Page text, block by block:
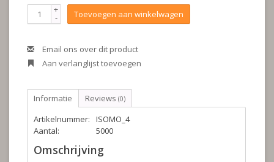
+
- Toevoegen aan winkelwagen
Email ons over dit product
Aan verlanglijst toevoegen
Informatie Reviews (0)
Artikelnummer:
ISOMO_4
Aantal:
5000
Omschrijving